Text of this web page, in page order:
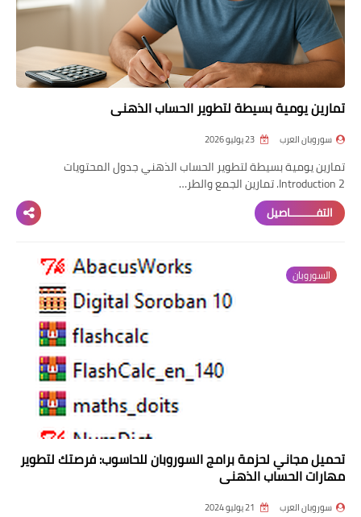
تمارين يومية بسيطة لتطوير الحساب الذهني
سوروبان العرب
تمارين يومية بسيطة لتطوير الحساب الذهني جدول المحتويات
Introduction 2. تمارين الجمع والطر…
التفــــــــاصيل
السوروبان
تحميل مجاني لحزمة برامج السوروبان للحاسوب: فرصتك لتطوير
مهارات الحساب الذهني
سوروبان العرب